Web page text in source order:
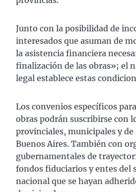
Junto con la posibilidad de
interesados que asuman de
la asistencia financiera
finalización de las obras»; el
legal establece estas
Los convenios específicos
obras podrán suscribirse con
provinciales, municipales y de
Buenos Aires. También con
gubernamentales de
fondos fiduciarios y entes del
nacional que se hayan